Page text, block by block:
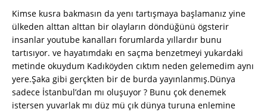
Kimse kusra bakmasın da yenı tartışmaya başlamanız yine
ülkeden alttan alttan bir olayların döndüğünü ögsterir
insanlar youtube kanalları forumlarda yıllardır bunu
tartısıyor. ve hayatımdakı en saçma benzetmeyi yukardaki
metinde okuydum Kadıköyden cıktım neden gelemedim aynı
yere.Şaka gibi gerçkten bir de burda yayınlanmış.Dünya
sadece İstanbul’dan mı oluşuyor ? Bunu çok denemek
istersen yuvarlak mı düz mü çık dünya turuna enlemine